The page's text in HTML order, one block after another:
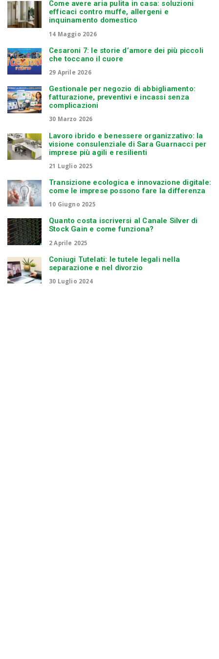
Come avere aria pulita in casa: soluzioni
efficaci contro muffe, allergeni e
inquinamento domestico
14 Maggio 2026
Cesaroni 7: le storie d’amore dei più piccoli
che toccano il cuore
29 Aprile 2026
Gestionale per negozio di abbigliamento:
fatturazione, preventivi e incassi senza
complicazioni
30 Marzo 2026
Lavoro ibrido e benessere organizzativo: la
visione consulenziale di Sara Guarnacci per
imprese più agili e resilienti
21 Luglio 2025
Transizione ecologica e innovazione digitale:
come le imprese possono fare la differenza
10 Giugno 2025
Quanto costa iscriversi al Canale Silver di
Stock Gain e come funziona?
2 Aprile 2025
Coniugi Tutelati: le tutele legali nella
separazione e nel divorzio
30 Luglio 2024